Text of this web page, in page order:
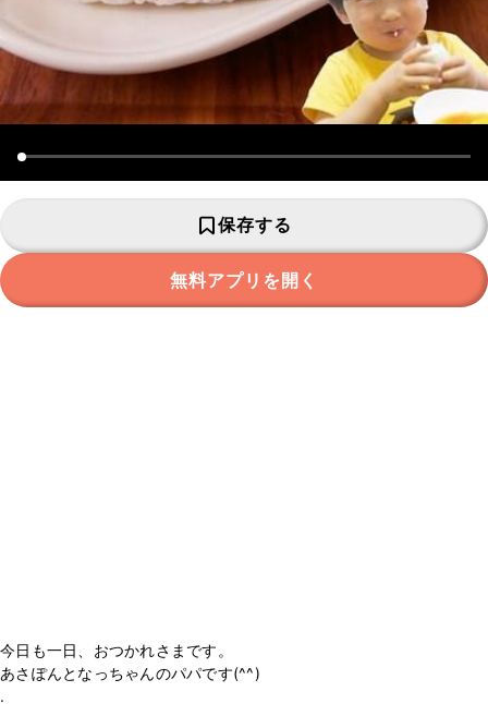
保存する
無料アプリを開く
今日も一日、おつかれさまです。
あさぽんとなっちゃんのパパです(^^)
.